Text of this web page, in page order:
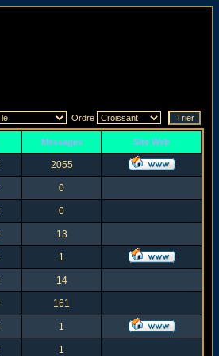
Ordre
Messages Site Web
2055
0
0
13
1
14
161
1
1